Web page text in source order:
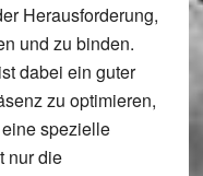
Herausforderung,
und zu binden.
dabei ein guter
zu optimieren,
spezielle
nur die